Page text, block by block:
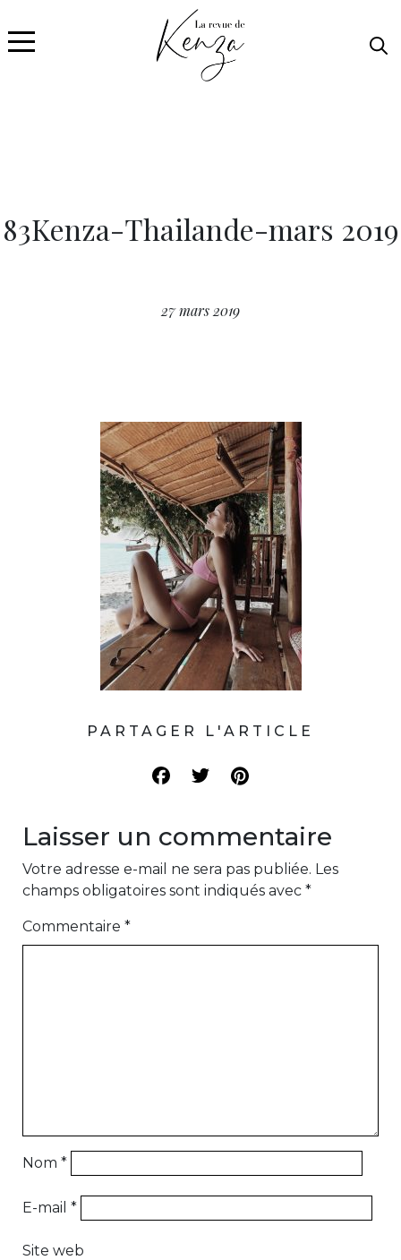
83Kenza-Thailande-mars 2019
27 mars 2019
PARTAGER L'ARTICLE
Laisser un commentaire
Votre adresse e-mail ne sera pas publiée. Les
champs obligatoires sont indiqués avec *
Commentaire *
Nom *
E-mail *
Site web